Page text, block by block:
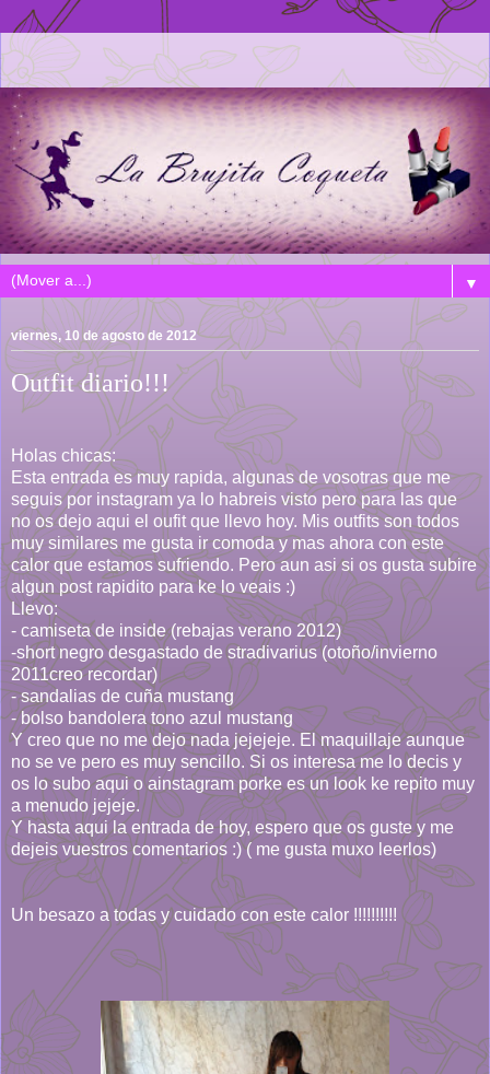
▼
viernes, 10 de agosto de 2012
Outfit diario!!!
Holas chicas:
Esta entrada es muy rapida, algunas de vosotras que me
seguis por instagram ya lo habreis visto pero para las que
no os dejo aqui el oufit que llevo hoy. Mis outfits son todos
muy similares me gusta ir comoda y mas ahora con este
calor que estamos sufriendo. Pero aun asi si os gusta subire
algun post rapidito para ke lo veais :)
Llevo:
- camiseta de inside (rebajas verano 2012)
-short negro desgastado de stradivarius (otoño/invierno
2011creo recordar)
- sandalias de cuña mustang
- bolso bandolera tono azul mustang
Y creo que no me dejo nada jejejeje. El maquillaje aunque
no se ve pero es muy sencillo. Si os interesa me lo decis y
os lo subo aqui o ainstagram porke es un look ke repito muy
a menudo jejeje.
Y hasta aqui la entrada de hoy, espero que os guste y me
dejeis vuestros comentarios :) ( me gusta muxo leerlos)
Un besazo a todas y cuidado con este calor !!!!!!!!!!